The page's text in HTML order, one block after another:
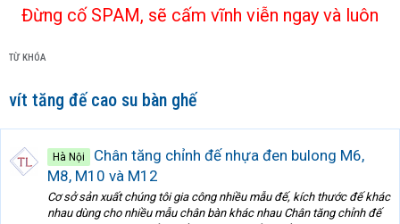
Đừng cố SPAM, sẽ cấm vĩnh viễn ngay và luôn
TỪ KHÓA
vít tăng đế cao su bàn ghế
Hà Nội
Chân tăng chỉnh đế nhựa đen bulong M6,
M8, M10 và M12
Cơ sở sản xuất chúng tôi gia công nhiều mẫu đế, kích thước đế khác
nhau dùng cho nhiều mẫu chân bàn khác nhau Chân tăng chỉnh đế